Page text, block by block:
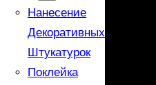
Нанесение
Декоративных
Штукатурок
Поклейка